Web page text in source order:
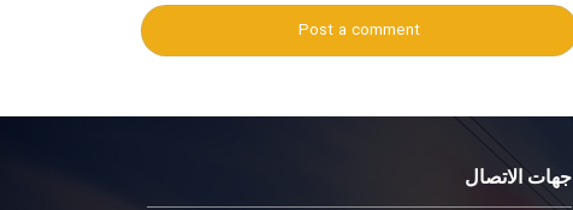
جهات الاتصال